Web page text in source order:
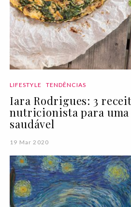
LIFESTYLE TENDÊNCIAS
Iara Rodrigues: 3
nutricionista para
saudável
19 Mar 2020